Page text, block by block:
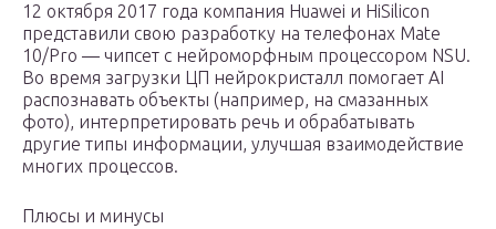
12 октября 2017 года компания Huawei и HiSilicon
представили свою разработку на телефонах Mate
10/Pro — чипсет с нейроморфным процессором NSU.
Во время загрузки ЦП нейрокристалл помогает AI
распознавать объекты (например, на смазанных
фото), интерпретировать речь и обрабатывать
другие типы информации, улучшая взаимодействие
многих процессов.
Плюсы и минусы